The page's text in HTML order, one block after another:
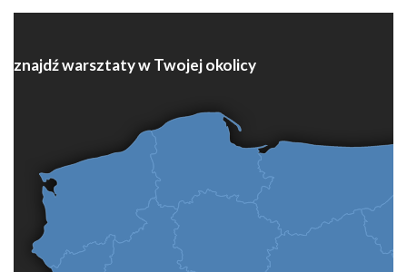
znajdź warsztaty w Twojej okolicy